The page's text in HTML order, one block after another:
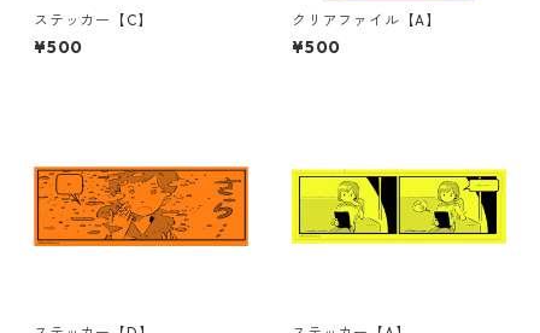
ステッカー【C】
¥500
クリアファイル【A】
¥500